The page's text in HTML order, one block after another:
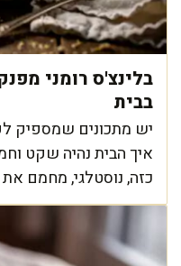
בלינצ'ס רומני
בבית
יש מתכונים שמספיק
איך הבית נהיה שקט
כזה, נוסטלגי, מחמם את